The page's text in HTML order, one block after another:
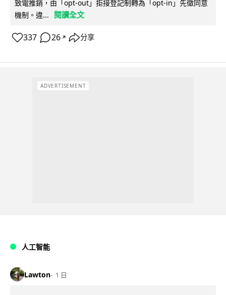
致電推銷，由「opt-out」拒接登記制轉為「opt-in」先徵同意
機制。違...
閱讀全文
337 26 ↗ 分享
ADVERTISEMENT
人工智能
Lawton 1 日